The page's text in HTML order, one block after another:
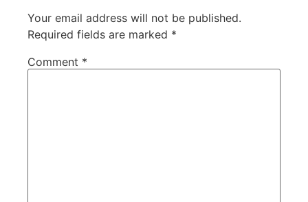
Your email address will not be published.
Required fields are marked *
Comment *